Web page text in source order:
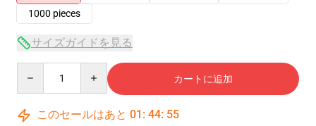
1000 pieces
サイズガイドを見る
カートに追加
このセールはあと 01 : 44: 54